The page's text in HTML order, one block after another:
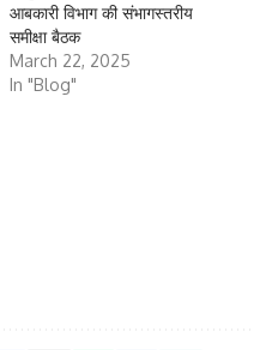
आबकारी विभाग की संभागस्तरीय
समीक्षा बैठक
March 22, 2025
In "Blog"